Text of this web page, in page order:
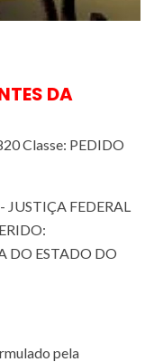
DA
Classe: PEDIDO
FEDERAL
DO ESTADO DO
pela